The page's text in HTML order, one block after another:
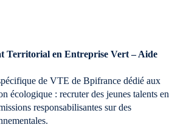
Territorial en Entreprise Vert – Aide
de VTE de Bpifrance dédié aux
écologique : recruter des jeunes talents en
responsabilisantes sur des